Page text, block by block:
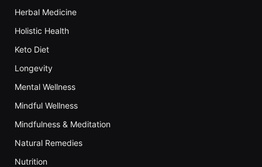
Herbal Medicine
Holistic Health
Keto Diet
Longevity
Mental Wellness
Mindful Wellness
Mindfulness & Meditation
Natural Remedies
Nutrition